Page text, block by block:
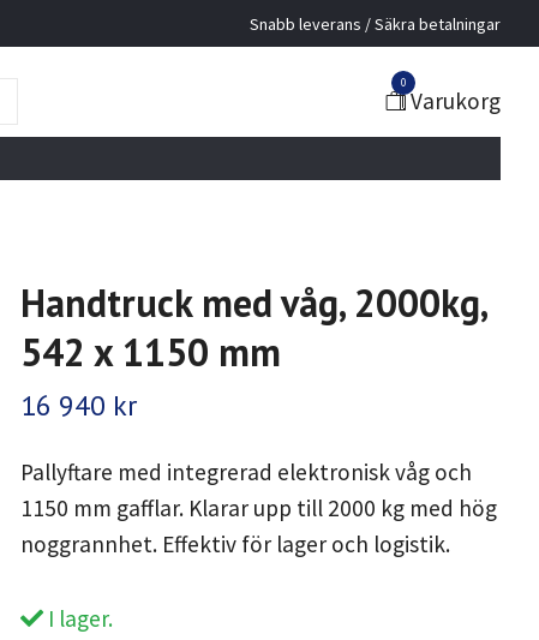
Snabb leverans / Säkra betalningar
0
Varukorg
Handtruck med våg, 2000kg,
542 x 1150 mm
16 940 kr
Pallyftare med integrerad elektronisk våg och
1150 mm gafflar. Klarar upp till 2000 kg med hög
noggrannhet. Effektiv för lager och logistik.
I lager.